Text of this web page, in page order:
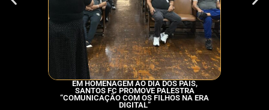
EM HOMENAGEM AO DIA DOS PAIS,
SANTOS FC PROMOVE PALESTRA
“COMUNICAÇÃO COM OS FILHOS NA ERA
DIGITAL”